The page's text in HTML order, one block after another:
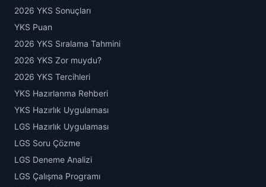
2026 YKS Sonuçları
YKS Puan
2026 YKS Sıralama Tahmini
2026 YKS Zor muydu?
2026 YKS Tercihleri
YKS Hazırlanma Rehberi
YKS Hazırlık Uygulaması
LGS Hazırlık Uygulaması
LGS Soru Çözme
LGS Deneme Analizi
LGS Çalışma Programı